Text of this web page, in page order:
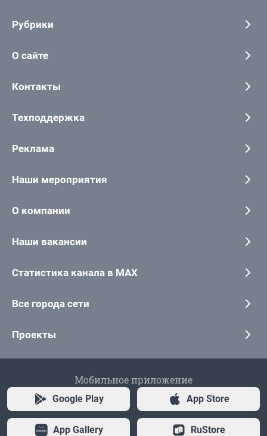
Рубрики
О сайте
Контакты
Техподдержка
Реклама
Наши мероприятия
О компании
Наши вакансии
Статистика канала в MAX
Все города сети
Проекты
Мобильное приложение
Google Play App Store
App Gallery RuStore